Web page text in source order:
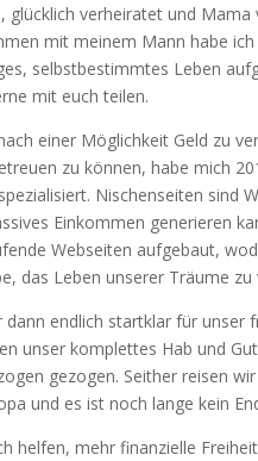
glücklich verheiratet und
mit meinem Mann habe
selbstbestimmtes Leben
mit euch teilen.
einer Möglichkeit Geld zu
zu können, habe mich
Nischenseiten sind
Einkommen generieren
Webseiten aufgebaut,
das Leben unserer Träume zu
dann endlich startklar für unser
unser komplettes Hab und
gezogen. Seither reisen
und es ist noch lange kein
helfen, mehr finanzielle